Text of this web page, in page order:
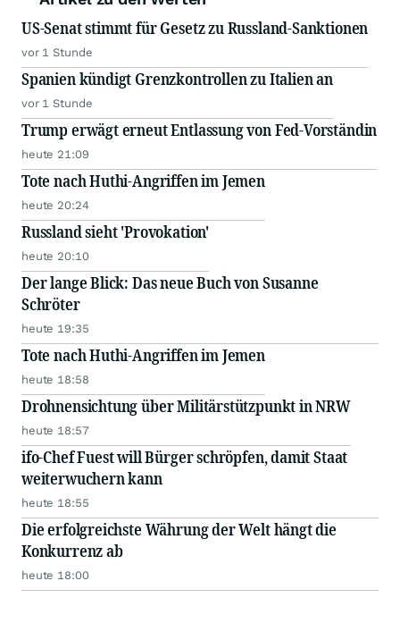
US-Senat stimmt für Gesetz zu Russland-Sanktionen
vor 1 Stunde
Spanien kündigt Grenzkontrollen zu Italien an
vor 1 Stunde
Trump erwägt erneut Entlassung von Fed-Vorständin
heute 21:09
Tote nach Huthi-Angriffen im Jemen
heute 20:24
Russland sieht 'Provokation'
heute 20:10
Der lange Blick: Das neue Buch von Susanne
Schröter
heute 19:35
Tote nach Huthi-Angriffen im Jemen
heute 18:58
Drohnensichtung über Militärstützpunkt in NRW
heute 18:57
ifo-Chef Fuest will Bürger schröpfen, damit Staat
weiterwuchern kann
heute 18:55
Die erfolgreichste Währung der Welt hängt die
Konkurrenz ab
heute 18:00